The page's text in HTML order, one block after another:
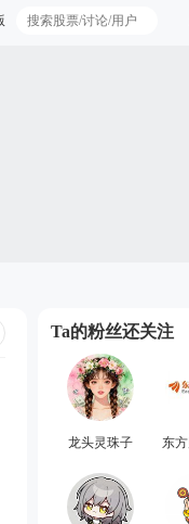
Ta的粉丝还关注
龙头灵珠子